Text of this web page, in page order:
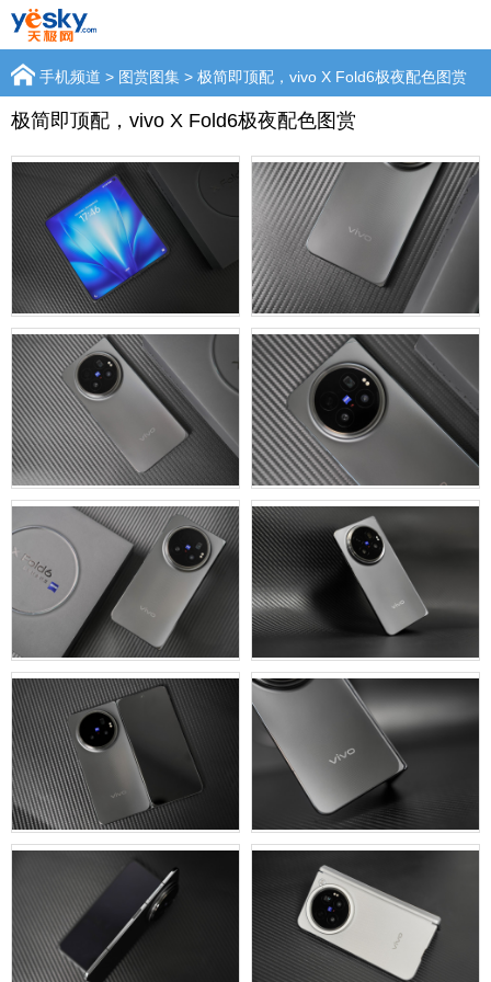
手机频道 > 图赏图集 > 极简即顶配，vivo X Fold6极夜配色图赏
极简即顶配，vivo X Fold6极夜配色图赏